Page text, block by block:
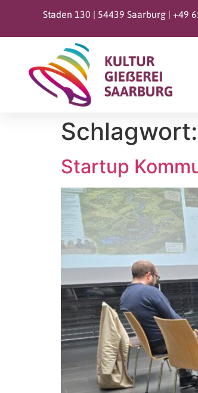
Staden 130 | 54439 Saarburg | +49
Schlagwort:
Startup